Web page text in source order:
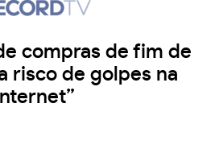
compras de fim de
risco de golpes na